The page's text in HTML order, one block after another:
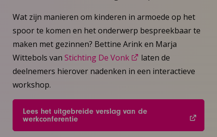
Wat zijn manieren om kinderen in armoede op het
spoor te komen en het onderwerp bespreekbaar te
maken met gezinnen? Bettine Arink en Marja
Wittebols van Stichting De Vonk
laten de
deelnemers hierover nadenken in een interactieve
workshop.
Lees het uitgebreide verslag van de
werkconferentie